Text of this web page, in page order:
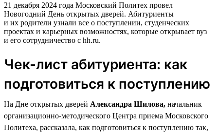
21 декабря 2024 года Московский Политех провел
Новогодний День открытых дверей. Абитуриенты
и их родители узнали все о поступлении, студенческих
проектах и карьерных возможностях, которые открывает вуз
и его сотрудничество с hh.ru.
Чек-лист абитуриента: как
подготовиться к поступлению
На Дне открытых дверей Александра Шилова, начальник
организационно-методического Центра приема Московского
Политеха, рассказала, как подготовиться к поступлению так,